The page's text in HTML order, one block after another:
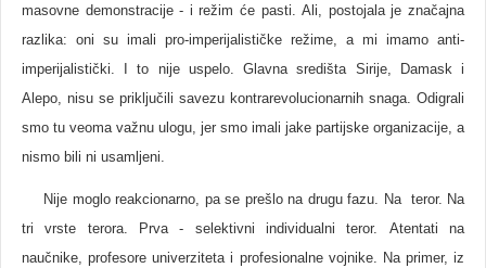
masovne demonstracije - i režim će pasti. Ali, postojala je značajna
razlika: oni su imali pro-imperijalističke režime, a mi imamo anti-
imperijalistički. I to nije uspelo. Glavna središta Sirije, Damask i
Alepo, nisu se priključili savezu kontrarevolucionarnih snaga. Odigrali
smo tu veoma važnu ulogu, jer smo imali jake partijske organizacije, a
nismo bili ni usamljeni.
Nije moglo reakcionarno, pa se prešlo na drugu fazu. Na teror. Na
tri vrste terora. Prva - selektivni individualni teror. Atentati na
naučnike, profesore univerziteta i profesionalne vojnike. Na primer, iz